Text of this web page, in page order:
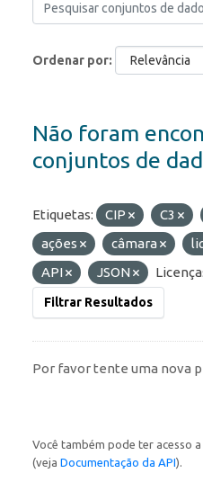
Ordenar por
Não foram
conjuntos de
Etiquetas: CIP C3
ações
câmara
API
JSON
Filtrar Resultados
Por favor tente uma nova
Você também pode ter acesso
(veja Documentação da API).